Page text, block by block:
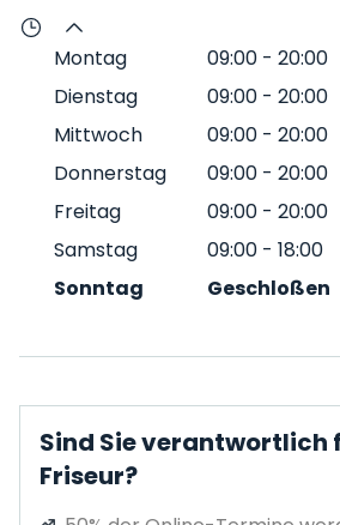
Montag 09:00 - 20:00
Dienstag
09:00 - 20:00
Mittwoch
09:00 - 20:00
Donnerstag
09:00 - 20:00
Freitag
09:00 - 20:00
Samstag
09:00 - 18:00
Sonntag
Geschloßen
Sind Sie verantwortlich
Friseur?